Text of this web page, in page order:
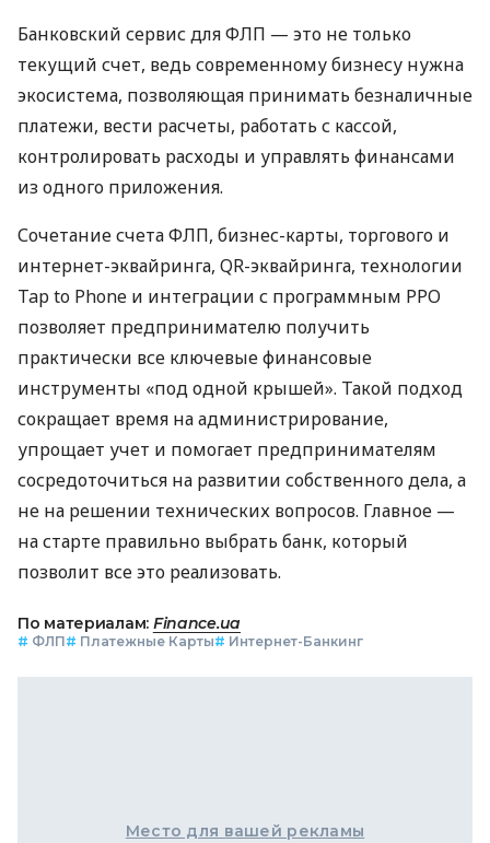
Банковский сервис для ФЛП — это не только
текущий счет, ведь современному бизнесу нужна
экосистема, позволяющая принимать безналичные
платежи, вести расчеты, работать с кассой,
контролировать расходы и управлять финансами
из одного приложения.
Сочетание счета ФЛП, бизнес-карты, торгового и
интернет-эквайринга, QR-эквайринга, технологии
Tap to Phone и интеграции с программным РРО
позволяет предпринимателю получить
практически все ключевые финансовые
инструменты «под одной крышей». Такой подход
сокращает время на администрирование,
упрощает учет и помогает предпринимателям
сосредоточиться на развитии собственного дела, а
не на решении технических вопросов. Главное —
на старте правильно выбрать банк, который
позволит все это реализовать.
По материалам: Finance.ua
# ФЛП# Платежные Карты# Интернет-Банкинг
Место для вашей рекламы